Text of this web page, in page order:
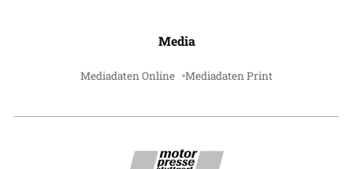
Media
Mediadaten Online Mediadaten Print